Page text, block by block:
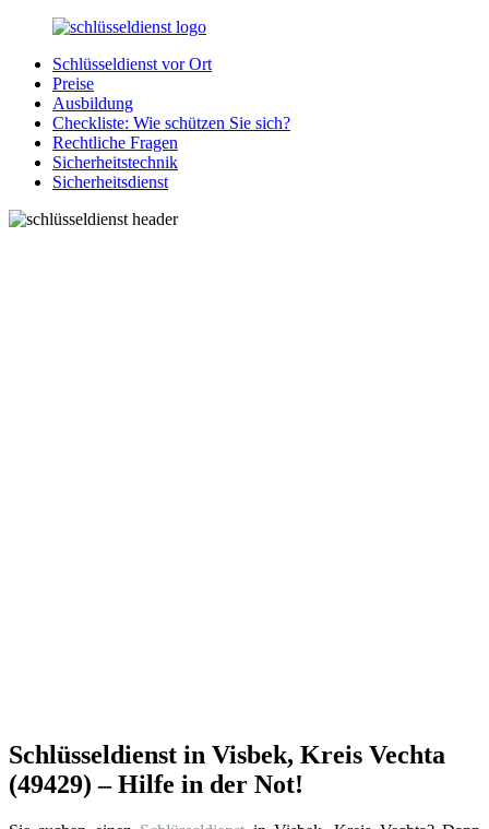
Zurück
Inhalt
SchluesseldienstDirekt.de
Ihre
Notlage
wird
gelöst!
Schlüsseldienst vor Ort
Preise
Ausbildung
Checkliste: Wie schützen Sie sich?
Rechtliche Fragen
Sicherheitstechnik
Sicherheitsdienst
Schlüsseldienst in Visbek, Kreis Vechta
(49429) – Hilfe in der Not!